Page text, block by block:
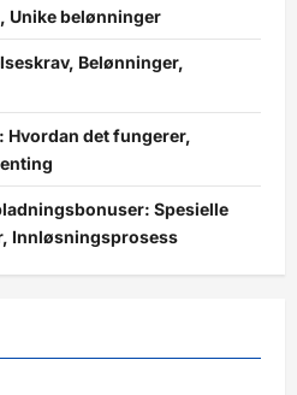
Unike belønninger
Belønninger,
Hvordan det fungerer,
Spesielle
Innløsningsprosess